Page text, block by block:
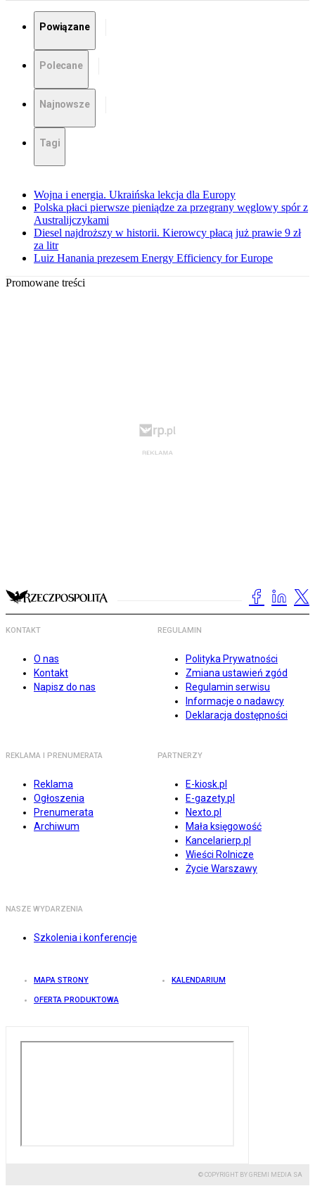
Powiązane
Polecane
Najnowsze
Tagi
Wojna i energia. Ukraińska lekcja dla Europy
Polska płaci pierwsze pieniądze za przegrany węglowy spór z
Australijczykami
Diesel najdroższy w historii. Kierowcy płacą już prawie 9 zł
za litr
Luiz Hanania prezesem Energy Efficiency for Europe
Promowane treści
KONTAKT
O nas
Kontakt
Napisz do nas
REGULAMIN
Polityka Prywatności
Zmiana ustawień zgód
Regulamin serwisu
Informacje o nadawcy
Deklaracja dostępności
REKLAMA I PRENUMERATA
Reklama
Ogłoszenia
Prenumerata
Archiwum
PARTNERZY
E-kiosk.pl
E-gazety.pl
Nexto.pl
Mała księgowość
Kancelarierp.pl
Wieści Rolnicze
Życie Warszawy
NASZE WYDARZENIA
Szkolenia i konferencje
MAPA STRONY KALENDARIUM
OFERTA PRODUKTOWA
© COPYRIGHT BY GREMI MEDIA SA